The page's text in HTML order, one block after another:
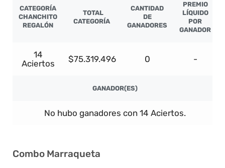
CATEGORÍA
CHANCHITO
REGALÓN
TOTAL
CATEGORÍA
CANTIDAD
DE
GANADORES
PREMIO
LÍQUIDO
POR
GANADOR
14
Aciertos
$75.319.496 0 -
GANADOR(ES)
No hubo ganadores con 14 Aciertos.
Combo Marraqueta